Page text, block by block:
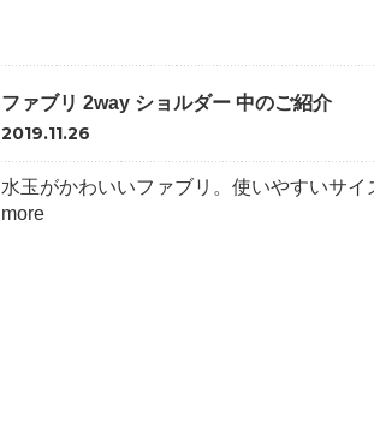
ファブリ 2way ショルダー 中のご紹介
2019.11.26
水玉がかわいいファブリ。使いやすいサイ
more